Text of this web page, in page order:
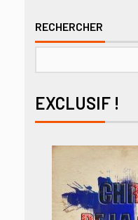
RECHERCHER
EXCLUSIF !